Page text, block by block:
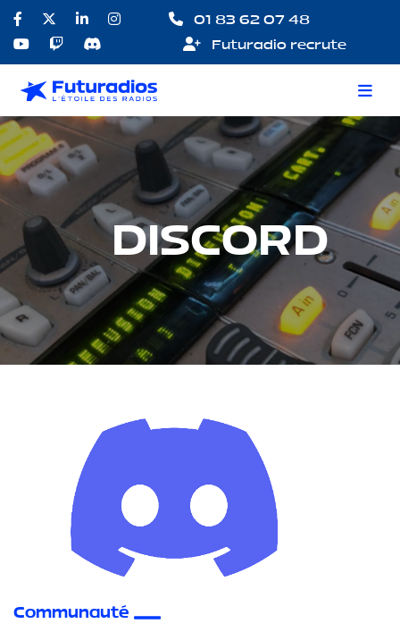
01 83 62 07 48
Futuradio recrute
DISCORD
Communauté